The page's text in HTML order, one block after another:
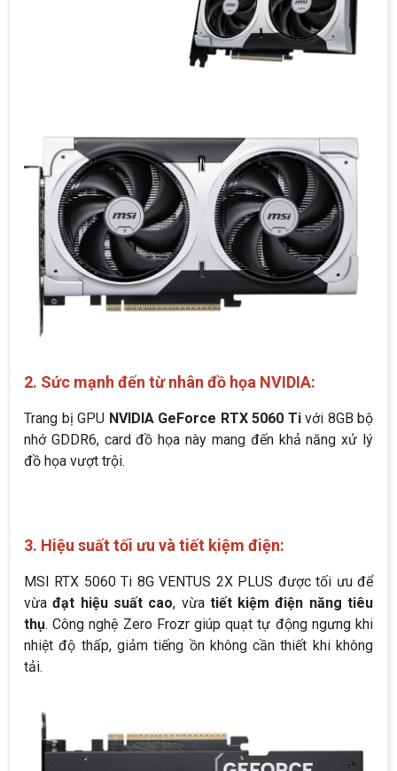
2. Sức mạnh đến từ nhân đồ họa NVIDIA:
Trang bị GPU NVIDIA GeForce RTX 5060 Tivới 8GB bộ
nhớ GDDR6, card đồ họa này mang đến khả năng xử lý
đồ họa vượt trội.
3. Hiệu suất tối ưu và tiết kiệm điện:
MSI RTX 5060 Ti 8G VENTUS 2X PLUS được tối ưu để
vừađạt hiệu suất cao, vừa tiết kiệm điện năng tiêu
thụ. Công nghệ Zero Frozr giúp quạt tự động ngưng khi
nhiệt độ thấp, giảm tiếng ồn không cần thiết khi không
tải.